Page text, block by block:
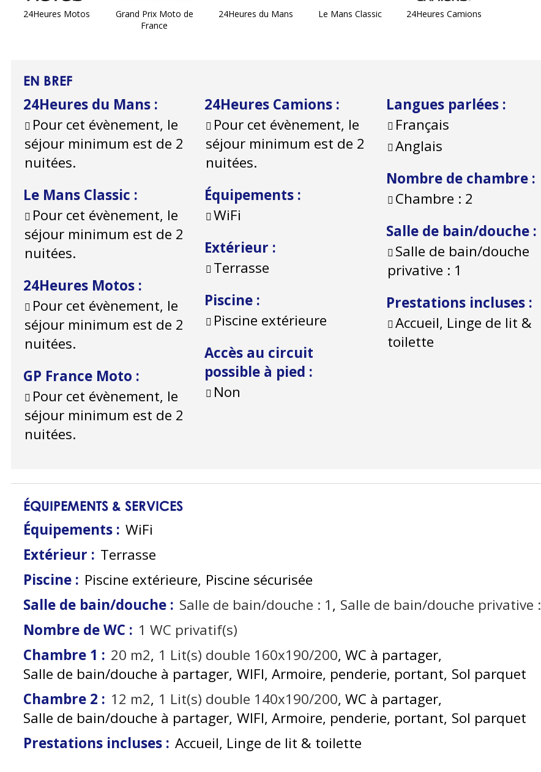
24Heures Motos
Grand Prix Moto de
France
24Heures du Mans Le Mans Classic 24Heures Camions
EN BREF
24Heures du Mans :
Pour cet évènement, le
séjour minimum est de 2
nuitées.
Le Mans Classic :
Pour cet évènement, le
séjour minimum est de 2
nuitées.
24Heures Motos :
Pour cet évènement, le
séjour minimum est de 2
nuitées.
GP France Moto :
Pour cet évènement, le
séjour minimum est de 2
nuitées.
24Heures Camions :
Pour cet évènement, le
séjour minimum est de 2
nuitées.
Équipements :
WiFi
Extérieur :
Terrasse
Piscine :
Piscine extérieure
Accès au circuit
possible à pied :
Non
Langues parlées :
Français
Anglais
Nombre de chambre :
Chambre : 2
Salle de bain/douche :
Salle de bain/douche
privative : 1
Prestations incluses :
Accueil, Linge de lit &
toilette
ÉQUIPEMENTS & SERVICES
Équipements : WiFi
Extérieur : Terrasse
Piscine : Piscine extérieure Piscine sécurisée
Salle de bain/douche : Salle de bain/douche : 1 Salle de bain/douche privative :
Nombre de WC : 1 WC privatif(s)
Chambre 1 : 20 m2 1 Lit(s) double 160x190/200 WC à partager
Salle de bain/douche à partager WIFI Armoire, penderie, portant Sol parquet
Chambre 2 : 12 m2 1 Lit(s) double 140x190/200 WC à partager
Salle de bain/douche à partager WIFI Armoire, penderie, portant Sol parquet
Prestations incluses : Accueil, Linge de lit & toilette